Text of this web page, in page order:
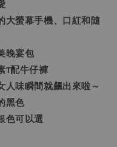
大螢幕手機、口紅和隨
晚宴包
T配牛仔褲
人味瞬間就飆出來啦～
黑色
色可以選